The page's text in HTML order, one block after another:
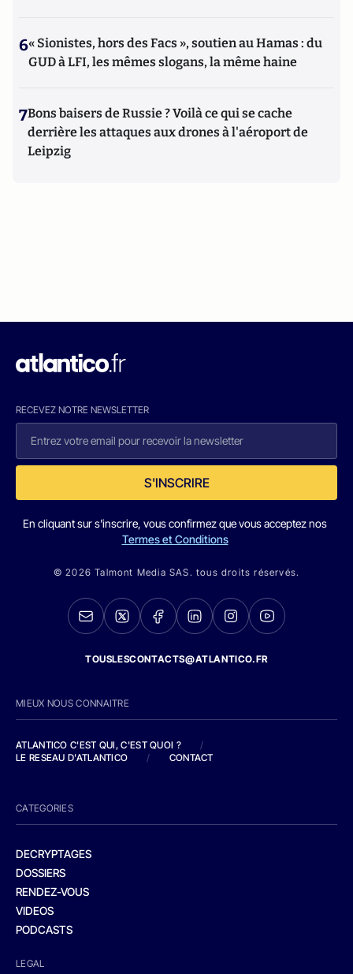
6« Sionistes, hors des Facs », soutien au Hamas : du
GUD à LFI, les mêmes slogans, la même haine
7Bons baisers de Russie ? Voilà ce qui se cache
derrière les attaques aux drones à l'aéroport de
Leipzig
RECEVEZ NOTRE NEWSLETTER
S'INSCRIRE
En cliquant sur s'inscrire, vous confirmez que vous acceptez nos
Termes et Conditions
© 2026 Talmont Media SAS. tous droits réservés.
TOUSLESCONTACTS@ATLANTICO.FR
MIEUX NOUS CONNAITRE
ATLANTICO C'EST QUI, C'EST QUOI ?
/
LE RESEAU D'ATLANTICO
/ CONTACT
CATEGORIES
DECRYPTAGES
DOSSIERS
RENDEZ-VOUS
VIDEOS
PODCASTS
LEGAL